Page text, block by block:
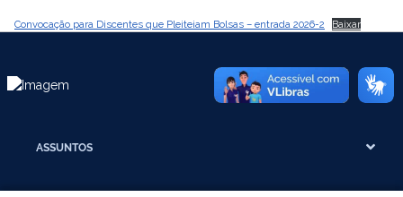
Convocação para Discentes que Pleiteiam Bolsas – entrada 2026-2 Baixar
ASSUNTOS